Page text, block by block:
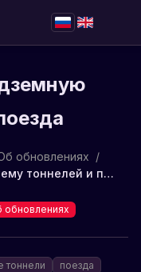
обновлениях /
Первый взгляд на подземную систему тоннелей и поезда
обновлениях
тоннели поезда